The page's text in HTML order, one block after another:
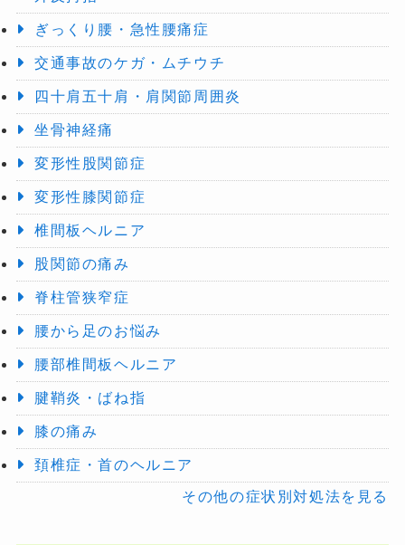
ぎっくり腰・急性腰痛症
交通事故のケガ・ムチウチ
四十肩五十肩・肩関節周囲炎
坐骨神経痛
変形性股関節症
変形性膝関節症
椎間板ヘルニア
股関節の痛み
脊柱管狭窄症
腰から足のお悩み
腰部椎間板ヘルニア
腱鞘炎・ばね指
膝の痛み
頚椎症・首のヘルニア
その他の症状別対処法を見る